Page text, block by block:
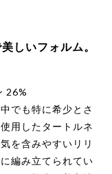
しいフォルム。
26%
でも特に希少とさ
用したタートルネ
を含みやすいリリ
編み立てられてい